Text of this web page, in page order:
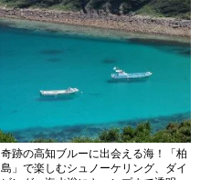
奇跡の高知ブルーに出会える海！「柏
島」で楽しむシュノーケリング、ダイ